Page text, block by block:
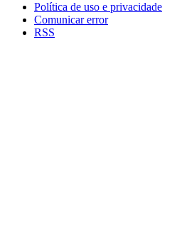
Política de uso e privacidade
Comunicar error
RSS